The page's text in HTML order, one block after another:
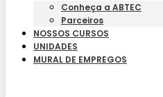
Conheça a ABTEC
Parceiros
NOSSOS CURSOS
UNIDADES
MURAL DE EMPREGOS